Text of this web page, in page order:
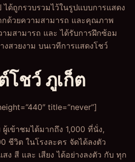
ด้ถูกรวบรวมไว้ในรูปแบบการแสดง
กด้วยความสามารถ และคุณภาพ
มสามารถ และ ได้รับการฝึกซ้อม
สวยงาม บนเวทีการแสดงโชว์
โชว์ ภูเก็ต
title=”never”]
เข้าชมได้มากถึง 1,000 ที่นั่ง,
ชีวิต ในโรงละคร จัดได้ลงตัว
ง สี และ เสียง ได้อย่างลงตัว กับ ทุก